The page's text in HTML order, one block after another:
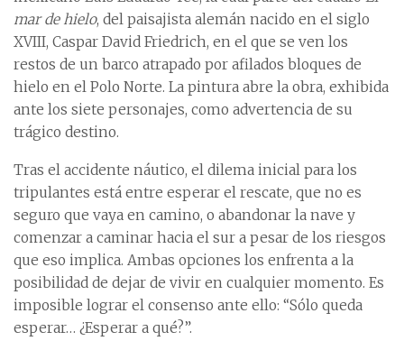
mar de hielo, del paisajista alemán nacido en el siglo
XVIII, Caspar David Friedrich, en el que se ven los
restos de un barco atrapado por afilados bloques de
hielo en el Polo Norte. La pintura abre la obra, exhibida
ante los siete personajes, como advertencia de su
trágico destino.
Tras el accidente náutico, el dilema inicial para los
tripulantes está entre esperar el rescate, que no es
seguro que vaya en camino, o abandonar la nave y
comenzar a caminar hacia el sur a pesar de los riesgos
que eso implica. Ambas opciones los enfrenta a la
posibilidad de dejar de vivir en cualquier momento. Es
imposible lograr el consenso ante ello: “Sólo queda
esperar… ¿Esperar a qué?”.